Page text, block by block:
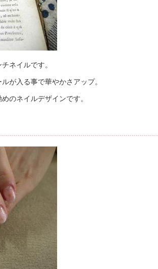
ネイルです。
が入る事で華やかさアップ。
のネイルデザインです。